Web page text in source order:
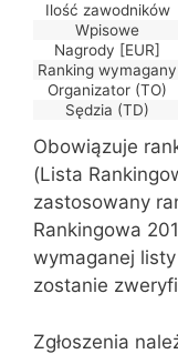
Ilość zawodników
Wpisowe
Nagrody [EUR]
Ranking wymagany
Organizator (TO)
Sędzia (TD)
Obowiązuje
(Lista
zastosowany
Rankingowa
wymaganej
zostanie
Zgłoszenia